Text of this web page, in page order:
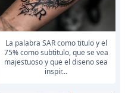
la palabra SAR como titulo y el
75% como subtitulo, que se vea
majestuoso y que el diseno sea
inspir...